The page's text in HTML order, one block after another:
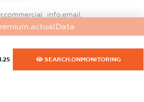
SEARCH.ONMONITORING